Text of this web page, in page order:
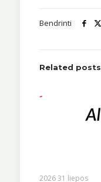
Bendrinti
Related posts
2026 31 liepos